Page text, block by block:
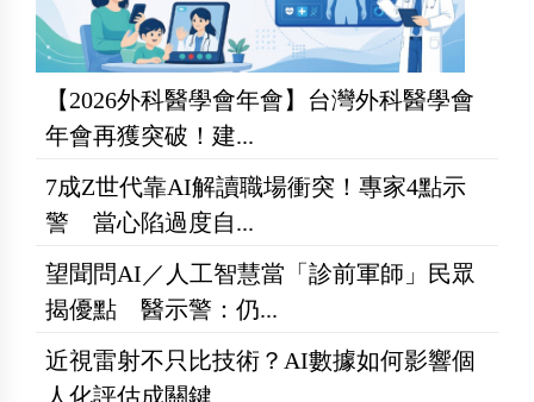
【2026外科醫學會年會】台灣外科醫學會
年會再獲突破！建...
7成Z世代靠AI解讀職場衝突！專家4點示
警 當心陷過度自...
望聞問AI／人工智慧當「診前軍師」民眾
揭優點 醫示警：仍...
近視雷射不只比技術？AI數據如何影響個
人化評估成關鍵